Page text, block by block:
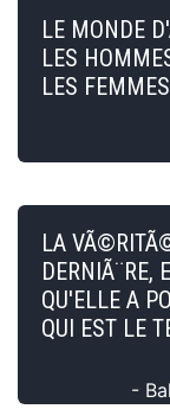
LE MONDE
LES
LES
LA
DERNIÃ¨RE,
QU'ELLE A
QUI EST LE
-